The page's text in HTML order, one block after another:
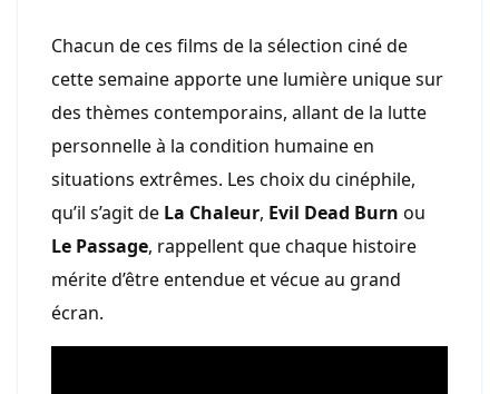
Chacun de ces films de la sélection ciné de
cette semaine apporte une lumière unique sur
des thèmes contemporains, allant de la lutte
personnelle à la condition humaine en
situations extrêmes. Les choix du cinéphile,
qu’il s’agit de La Chaleur, Evil Dead Burn ou
Le Passage, rappellent que chaque histoire
mérite d’être entendue et vécue au grand
écran.